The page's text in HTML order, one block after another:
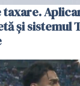
taxare.
şi sistemul